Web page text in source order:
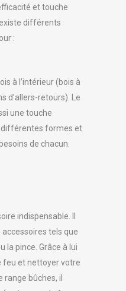
et touche
différents
:
à l’intérieur (bois à
d’allers-retours). Le
une touche
différentes formes et
de chacun.
indispensable. Il
tels que
la pince. Grâce à lui
feu et nettoyer votre
bûches, il